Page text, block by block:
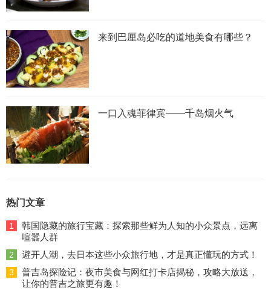
来到巴厘岛必吃的道地美食有哪些？
一口入魂菲律宾——千岛烟火气
热门文章
1
韩国隐藏的旅行宝藏：探索那些鲜为人知的小众景点，远离
喧嚣人群
2 避开人潮，去日本这些小众旅行地，才是真正懂玩的方式！
3
普吉岛探险记：夜市美食与网红打卡店揭秘，攻略大放送，
让你的普吉之旅更有趣！